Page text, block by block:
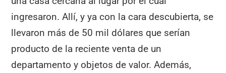
ingresaron. Allí, y ya con la cara descubierta, se
llevaron más de 50 mil dólares que serían
producto de la reciente venta de un
departamento y objetos de valor. Además,